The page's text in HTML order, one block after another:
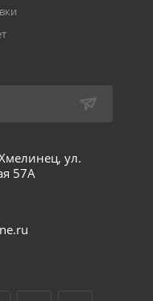
ул.
57А